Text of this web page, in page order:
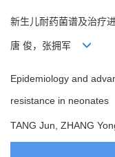
新生儿耐药菌谱及治疗
唐 俊，张拥军
Epidemiology and
resistance in neonates
TANG Jun, ZHANG